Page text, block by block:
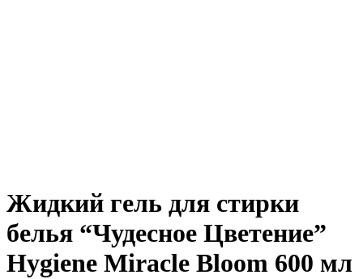
Жидкий гель для стирки
белья “Чудесное Цветение”
Hygiene Miracle Bloom 600 мл